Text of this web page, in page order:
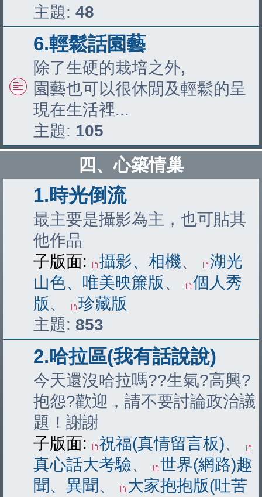
主題: 48
6.輕鬆話園藝
除了生硬的栽培之外,
園藝也可以很休閒及輕鬆的呈
現在生活裡...
主題: 105
四、心築情巢
1.時光倒流
最主要是攝影為主，也可貼其
他作品
子版面:
攝影、相機、
湖光
山色、唯美映簾版、
個人秀
版、
珍藏版
主題: 853
2.哈拉區(我有話說說)
今天還沒哈拉嗎??生氣?高興?
抱怨?歡迎，請不要討論政治議
題！謝謝
子版面:
祝福(真情留言板)、
真心話大考驗、
世界(網路)趣
聞、異聞、
大家抱抱版(吐苦